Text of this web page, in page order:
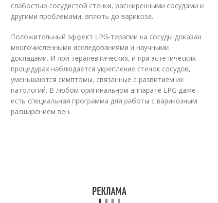
слабостью сосудистой стенки, расширенными сосудами и
другими проблемами, вплоть до варикоза.
Положительный эффект LPG-терапии на сосуды доказан
многочисленными исследованиями и научными
докладами. И при терапевтических, и при эстетических
процедурах наблюдается укрепление стенок сосудов,
уменьшаются симптомы, связанные с развитием их
патологий. В любом оригинальном аппарате LPG даже
есть специальная программа для работы с варикозным
расширением вен.